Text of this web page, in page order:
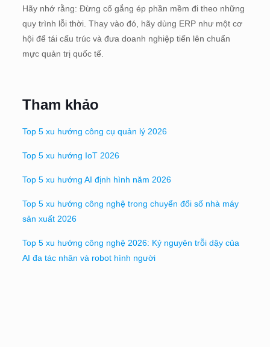
Hãy nhớ rằng: Đừng cố gắng ép phần mềm đi theo những
quy trình lỗi thời. Thay vào đó, hãy dùng ERP như một cơ
hội để tái cấu trúc và đưa doanh nghiệp tiến lên chuẩn
mực quản trị quốc tế.
Tham khảo
Top 5 xu hướng công cụ quản lý 2026
Top 5 xu hướng IoT 2026
Top 5 xu hướng AI định hình năm 2026
Top 5 xu hướng công nghệ trong chuyển đổi số nhà máy
sản xuất 2026
Top 5 xu hướng công nghệ 2026: Kỷ nguyên trỗi dậy của
AI đa tác nhân và robot hình người